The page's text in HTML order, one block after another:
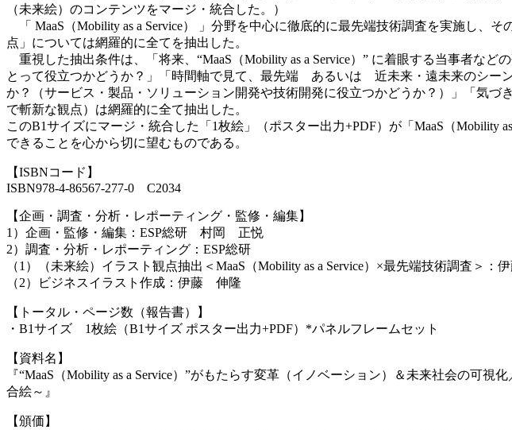
（未来絵）のコンテンツをマージ・統合した。）
「 MaaS（Mobility as a Service） 」分野を中心に徹底的に最先端技術調査を実施し、
点」については網羅的に全てを抽出した。
重視した抽出条件は、「将来、“MaaS（Mobility as a Service）” に着眼する当事者など
とって役立つかどうか？」「時間軸で見て、最先端 あるいは 近未来・遠未来のシー
か？（サービス・製品・ソリューション開発や技術開発に役立つかどうか？）」「気
で斬新な観点）は網羅的に全て抽出した。
このB1サイズにマージ・統合した「1枚絵」（ポスター出力+PDF）が「MaaS（
できることを心から切に望むものである。
【ISBNコード】
ISBN978-4-86567-277-0 C2034
【企画・調査・分析・レポーティング・監修・編集】
1）企画・監修・編集：ESP総研 村岡 正悦
2）調査・分析・レポーティング：ESP総研
（1）（未来絵）イラスト観点抽出＜MaaS（Mobility as a Service）×最先端技術調査＞：
（2）ビジネスイラスト作成：伊藤 伸隆
【トータル・ページ数（報告書）】
・B1サイズ 1枚絵（B1サイズ ポスター出力+PDF）*パネルフレームセット
【資料名】
『“MaaS（Mobility as a Service）”がもたらす変革（イノベーション）＆未来社会の可
合絵～』
【頒価】